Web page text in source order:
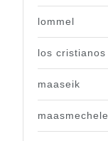
lommel
los cristianos
maaseik